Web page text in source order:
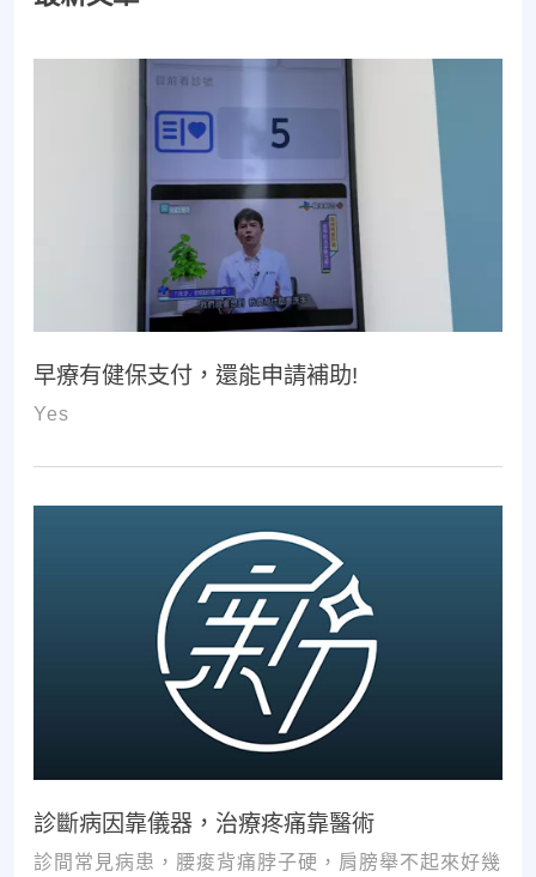
早療有健保支付，還能申請補助!
Yes
診斷病因靠儀器，治療疼痛靠醫術
診間常見病患，腰痠背痛脖子硬，肩膀舉不起來好幾